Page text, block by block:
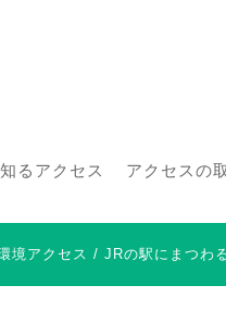
るアクセス アクセスの
境アクセス / JRの駅にまつ